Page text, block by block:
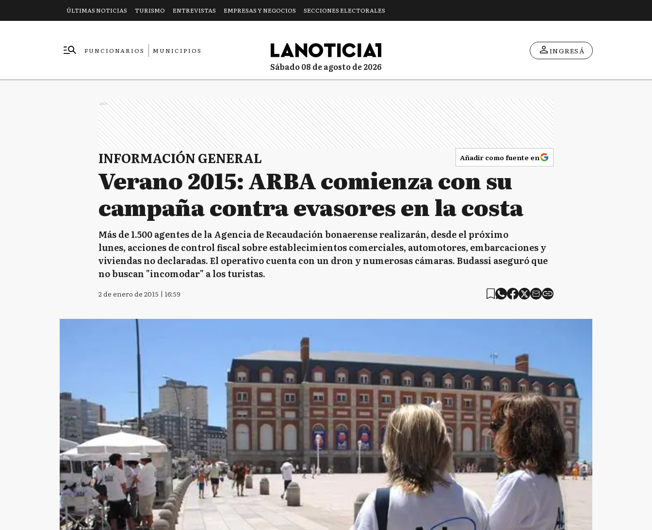
ÚLTIMAS NOTICIAS TURISMO ENTREVISTAS EMPRESAS Y NEGOCIOS SECCIONES ELECTORALES
FUNCIONARIOS
MUNICIPIOS
sábado 08 de agosto de 2026
INGRESÁ
Ads
INFORMACIÓN GENERAL Añadir como fuente en
Verano 2015: ARBA comienza con su
campaña contra evasores en la costa
Más de 1.500 agentes de la Agencia de Recaudación bonaerense realizarán, desde el próximo
lunes, acciones de control fiscal sobre establecimientos comerciales, automotores, embarcaciones y
viviendas no declaradas. El operativo cuenta con un dron y numerosas cámaras. Budassi aseguró que
no buscan "incomodar" a los turistas.
2 de enero de 2015 | 16:59